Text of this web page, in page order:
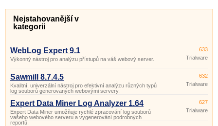
Nejstahovanější v
kategorii
WebLog Expert 9.1
Výkonný nástroj pro analýzu přístupů na váš webový server.
633
Trialware
Sawmill 8.7.4.5
Kvalitní, univerzální nástroj pro efektivní analýzu různých typů
log souborů generovaných webovými servery.
632
Trialware
Expert Data Miner Log Analyzer 1.64
Expert Data Miner umožňuje rychlé zpracování log souborů
vašeho webového serveru a vygenerování podrobných
reportů.
627
Trialware